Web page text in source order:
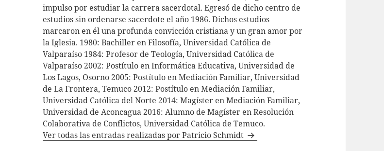
impulso por estudiar la carrera sacerdotal. Egresó de dicho centro de
estudios sin ordenarse sacerdote el año 1986. Dichos estudios
marcaron en él una profunda convicción cristiana y un gran amor por
la Iglesia. 1980: Bachiller en Filosofía, Universidad Católica de
Valparaíso 1984: Profesor de Teología, Universidad Católica de
Valparaíso 2002: Postítulo en Informática Educativa, Universidad de
Los Lagos, Osorno 2005: Postítulo en Mediación Familiar, Universidad
de La Frontera, Temuco 2012: Postítulo en Mediación Familiar,
Universidad Católica del Norte 2014: Magíster en Mediación Familiar,
Universidad de Aconcagua 2016: Alumno de Magíster en Resolución
Colaborativa de Conflictos, Universidad Católica de Temuco.
Ver todas las entradas realizadas por Patricio Schmidt